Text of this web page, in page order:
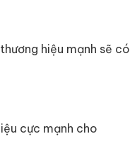
hiệu mạnh sẽ có
cực mạnh cho